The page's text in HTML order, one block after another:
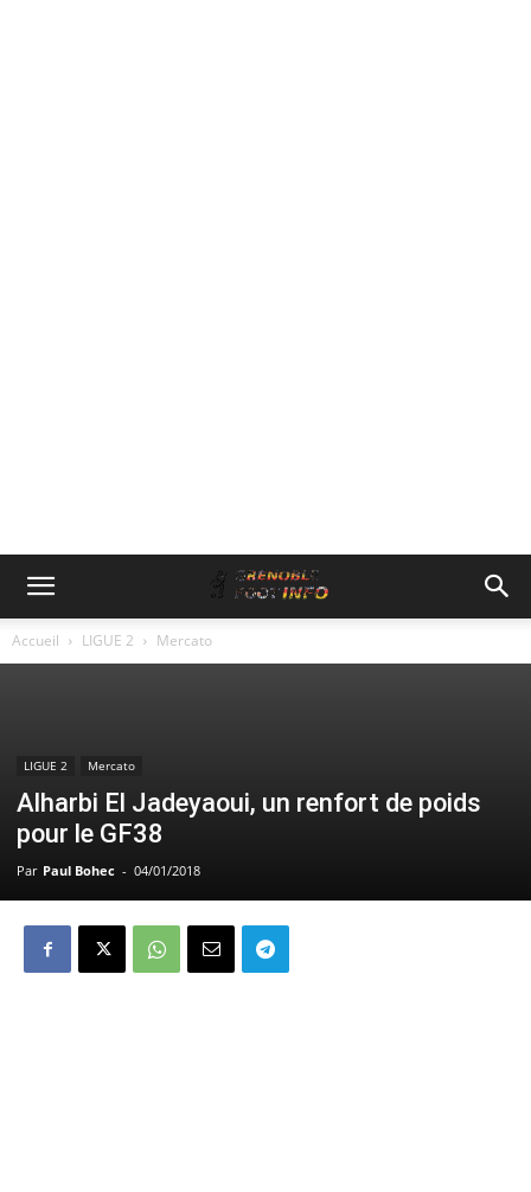
Accueil LIGUE 2 Mercato
LIGUE 2 Mercato
Alharbi El Jadeyaoui, un renfort de poids
pour le GF38
Par Paul Bohec - 04/01/2018